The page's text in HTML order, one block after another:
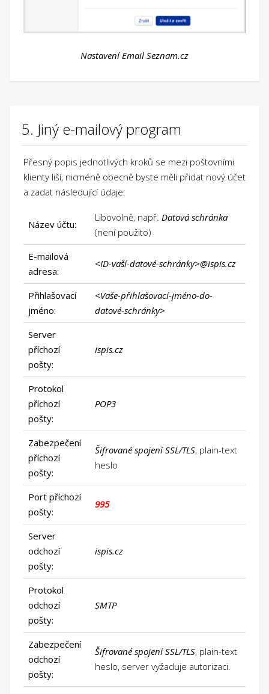
Nastavení Email Seznam.cz
5. Jiný e-mailový program
Přesný popis jednotlivých kroků se mezi poštovními
klienty liší, nicméně obecně byste měli přidat nový účet
a zadat následující údaje:
Název účtu:
Libovolně, např. Datová schránka
(není použito)
E-mailová
adresa:
<ID-vaší-datové-schránky>@ispis.cz
Přihlašovací
jméno:
<Vaše-přihlašovací-jméno-do-
datové-schránky>
Server
příchozí
pošty:
ispis.cz
Protokol
příchozí
pošty:
POP3
Zabezpečení
příchozí
pošty:
Šifrované spojení SSL/TLS, plain-text
heslo
Port příchozí
pošty:
995
Server
odchozí
pošty:
ispis.cz
Protokol
odchozí
pošty:
SMTP
Zabezpečení
odchozí
pošty:
Šifrované spojení SSL/TLS, plain-text
heslo, server vyžaduje autorizaci.